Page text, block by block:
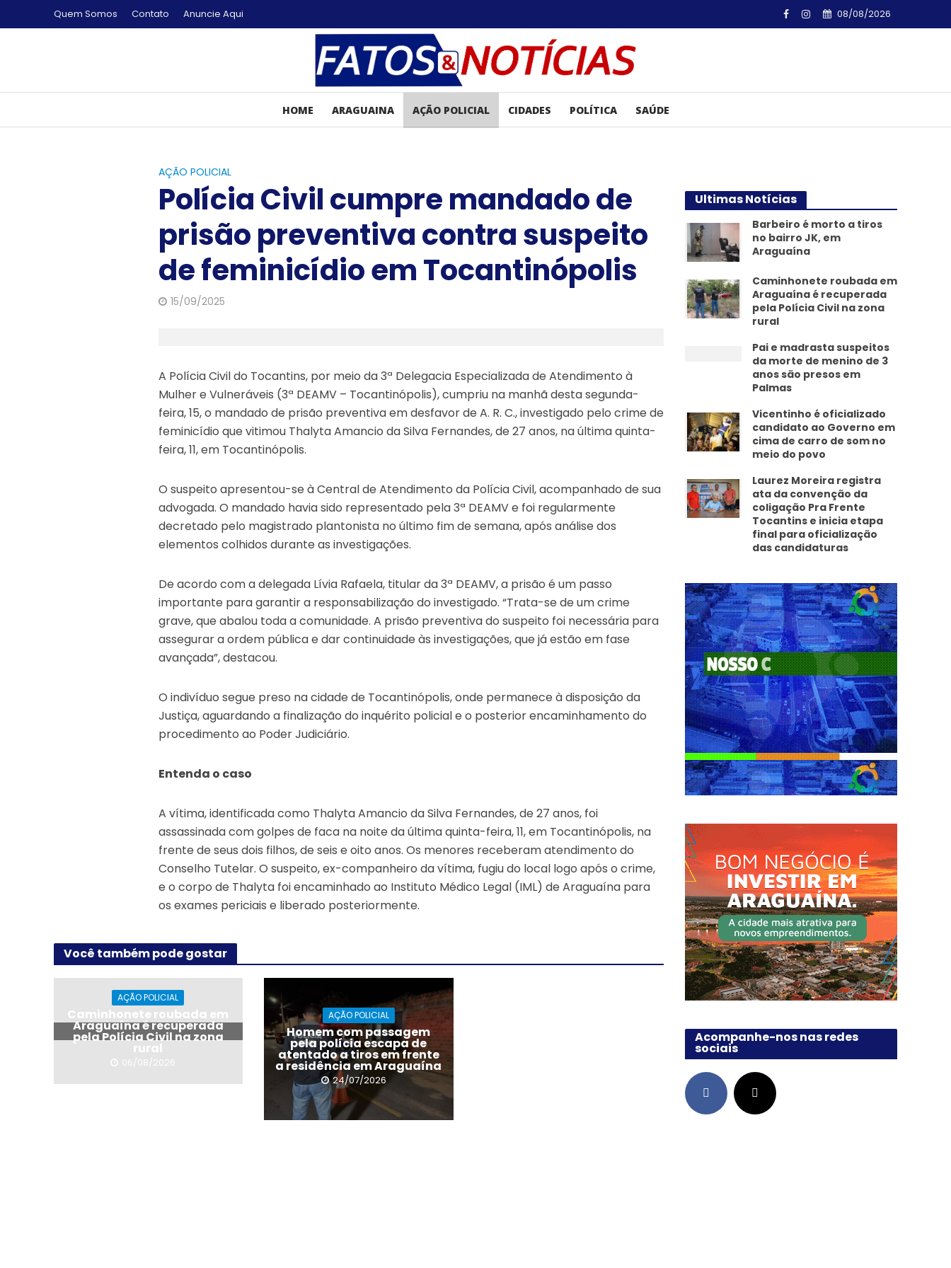
Quem Somos Contato Anuncie Aqui 08/08/2026
HOME ARAGUAINA AÇÃO POLICIAL CIDADES POLÍTICA SAÚDE
AÇÃO POLICIAL
Polícia Civil cumpre mandado de
prisão preventiva contra suspeito
de feminicídio em Tocantinópolis
15/09/2025
A Polícia Civil do Tocantins, por meio da 3ª Delegacia Especializada de Atendimento à
Mulher e Vulneráveis (3ª DEAMV – Tocantinópolis), cumpriu na manhã desta segunda-
feira, 15, o mandado de prisão preventiva em desfavor de A. R. C., investigado pelo crime de
feminicídio que vitimou Thalyta Amancio da Silva Fernandes, de 27 anos, na última quinta-
feira, 11, em Tocantinópolis.
O suspeito apresentou-se à Central de Atendimento da Polícia Civil, acompanhado de sua
advogada. O mandado havia sido representado pela 3ª DEAMV e foi regularmente
decretado pelo magistrado plantonista no último fim de semana, após análise dos
elementos colhidos durante as investigações.
De acordo com a delegada Lívia Rafaela, titular da 3ª DEAMV, a prisão é um passo
importante para garantir a responsabilização do investigado. “Trata-se de um crime
grave, que abalou toda a comunidade. A prisão preventiva do suspeito foi necessária para
assegurar a ordem pública e dar continuidade às investigações, que já estão em fase
avançada”, destacou.
O indivíduo segue preso na cidade de Tocantinópolis, onde permanece à disposição da
Justiça, aguardando a finalização do inquérito policial e o posterior encaminhamento do
procedimento ao Poder Judiciário.
Entenda o caso
A vítima, identificada como Thalyta Amancio da Silva Fernandes, de 27 anos, foi
assassinada com golpes de faca na noite da última quinta-feira, 11, em Tocantinópolis, na
frente de seus dois filhos, de seis e oito anos. Os menores receberam atendimento do
Conselho Tutelar. O suspeito, ex-companheiro da vítima, fugiu do local logo após o crime,
e o corpo de Thalyta foi encaminhado ao Instituto Médico Legal (IML) de Araguaína para
os exames periciais e liberado posteriormente.
Você também pode gostar
AÇÃO POLICIAL
Caminhonete roubada em
Araguaína é recuperada
pela Polícia Civil na zona
rural
06/08/2026
AÇÃO POLICIAL
Homem com passagem
pela polícia escapa de
atentado a tiros em frente
a residência em Araguaína
24/07/2026
Ultimas Notícias
Barbeiro é morto a tiros
no bairro JK, em
Araguaína
Caminhonete roubada em
Araguaína é recuperada
pela Polícia Civil na zona
rural
Pai e madrasta suspeitos
da morte de menino de 3
anos são presos em
Palmas
Vicentinho é oficializado
candidato ao Governo em
cima de carro de som no
meio do povo
Laurez Moreira registra
ata da convenção da
coligação Pra Frente
Tocantins e inicia etapa
final para oficialização
das candidaturas
Acompanhe-nos nas redes
sociais